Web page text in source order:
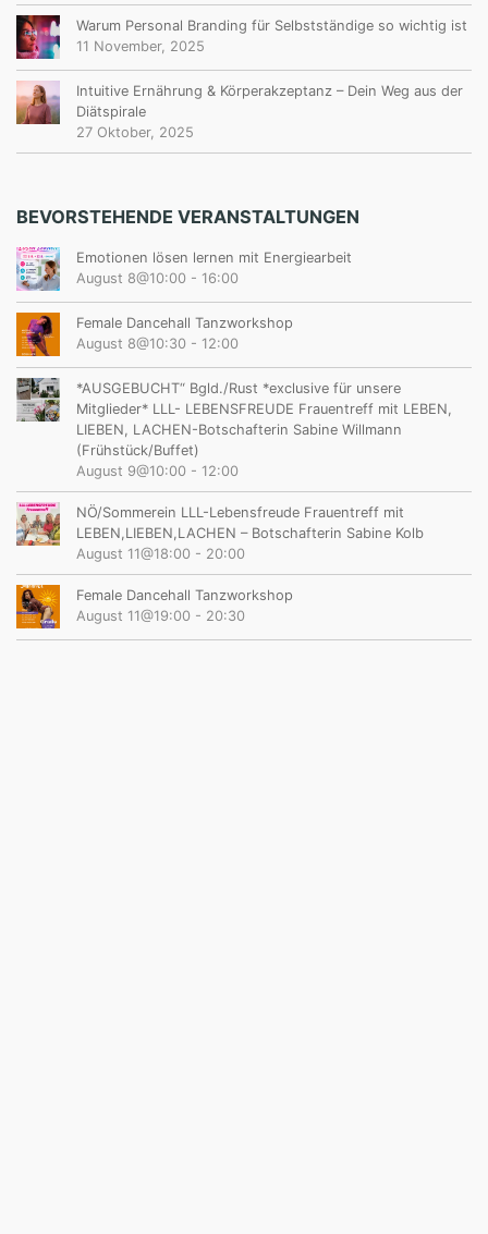
Warum Personal Branding für Selbstständige so wichtig ist
11 November, 2025
Intuitive Ernährung & Körperakzeptanz – Dein Weg aus der
Diätspirale
27 Oktober, 2025
BEVORSTEHENDE VERANSTALTUNGEN
Emotionen lösen lernen mit Energiearbeit
August 8@10:00 - 16:00
Female Dancehall Tanzworkshop
August 8@10:30 - 12:00
*AUSGEBUCHT“ Bgld./Rust *exclusive für unsere
Mitglieder* LLL- LEBENSFREUDE Frauentreff mit LEBEN,
LIEBEN, LACHEN-Botschafterin Sabine Willmann
(Frühstück/Buffet)
August 9@10:00 - 12:00
NÖ/Sommerein LLL-Lebensfreude Frauentreff mit
LEBEN,LIEBEN,LACHEN – Botschafterin Sabine Kolb
August 11@18:00 - 20:00
Female Dancehall Tanzworkshop
August 11@19:00 - 20:30